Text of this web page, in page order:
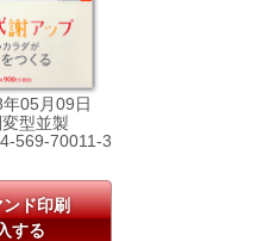
05月09日
型並製
569-70011-3
ド印刷
する